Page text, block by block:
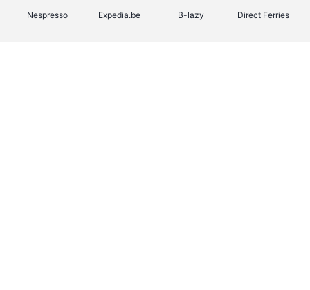
Nespresso Expedia.be B-lazy Direct Ferries